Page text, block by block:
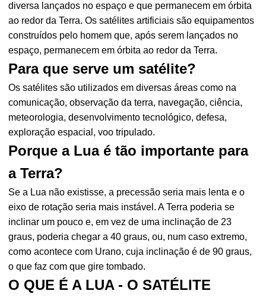
diversa lançados no espaço e que permanecem em órbita
ao redor da Terra. Os satélites artificiais são equipamentos
construídos pelo homem que, após serem lançados no
espaço, permanecem em órbita ao redor da Terra.
Para que serve um satélite?
Os satélites são utilizados em diversas áreas como na
comunicação, observação da terra, navegação, ciência,
meteorologia, desenvolvimento tecnológico, defesa,
exploração espacial, voo tripulado.
Porque a Lua é tão importante para
a Terra?
Se a Lua não existisse, a precessão seria mais lenta e o
eixo de rotação seria mais instável. A Terra poderia se
inclinar um pouco e, em vez de uma inclinação de 23
graus, poderia chegar a 40 graus, ou, num caso extremo,
como acontece com Urano, cuja inclinação é de 90 graus,
o que faz com que gire tombado.
O QUE É A LUA - O SATÉLITE